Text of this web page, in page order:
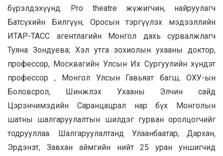
бүрэлдэхүүнд: Pro theatre жүжигчин, найруулагч
Батсүхийн Билгүүн; Оросын тэргүүлэх мэдээллийн
ИТАР-ТАСС агентлагийн Монгол дахь сурвалжлагч
Туяна Зондуева; Хэл утга зохиолын ухааны доктор,
профессор, Москвагийн Улсын Их Сургуулийн хүндэт
профессор , Монгол Улсын Гавьяат багш, ОХУ-ын
Боловсрол, Шинжлэх Ухааны Элчин сайд
Цэрэнчимэдийн Саранцацрал нар бүх Монголын
шатны шалгаруулалтын шилдэг гурван оролцогчийг
тодрууллаа. Шалгаруулалтанд Улаанбаатар, Дархан,
Эрдэнэт, Завхан аймгийн нийт 25 уран уншигчид